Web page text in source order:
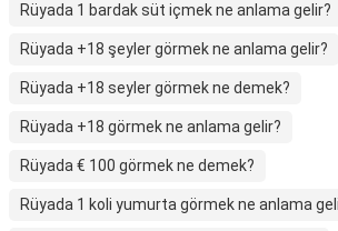
Rüyada 1 bardak süt içmek ne anlama gelir?
Rüyada +18 şeyler görmek ne anlama gelir?
Rüyada +18 seyler görmek ne demek?
Rüyada +18 görmek ne anlama gelir?
Rüyada € 100 görmek ne demek?
Rüyada 1 koli yumurta görmek ne anlama